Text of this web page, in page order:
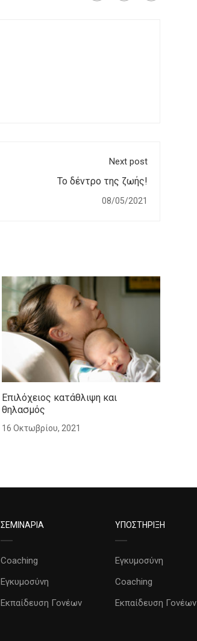
Next post
Το δέντρο της ζωής!
08/05/2021
Επιλόχειος κατάθλιψη και
θηλασμός
16 Οκτωβρίου, 2021
ΣΕΜΙΝΑΡΙΑ
Coaching
Εγκυμοσύνη
Εκπαίδευση Γονέων
ΥΠΟΣΤΗΡΙΞΗ
Εγκυμοσύνη
Coaching
Εκπαίδευση Γονέων